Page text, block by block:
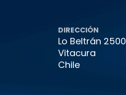
DIRECCIÓN
Lo Beltrán 2500
Vitacura
Chile